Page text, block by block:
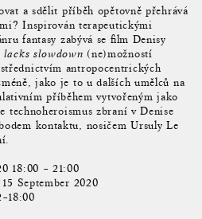
a sdělit příběh opětovně přehrává
Inspirován terapeutickými
fantasy zabývá se film Denisy
lacks slowdown (ne)možností
antropocentrických
jako je to u dalších umělců na
příběhem vytvořeným jako
technoheroismus zbraní v Denise
kontaktu, nosičem Ursuly Le
18:00 – 21:00
September 2020